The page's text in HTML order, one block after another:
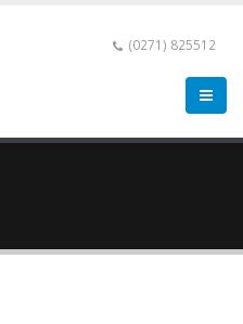
(0271) 825512